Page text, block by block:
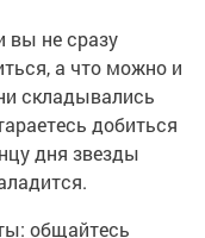
вы не сразу
а что можно и
складывались
добиться
дня звезды
общайтесь